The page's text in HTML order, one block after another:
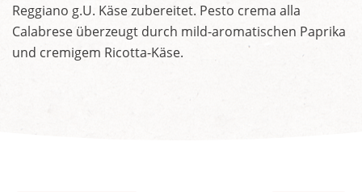
Reggiano g.U. Käse zubereitet. Pesto crema alla
Calabrese überzeugt durch mild-aromatischen Paprika
und cremigem Ricotta-Käse.